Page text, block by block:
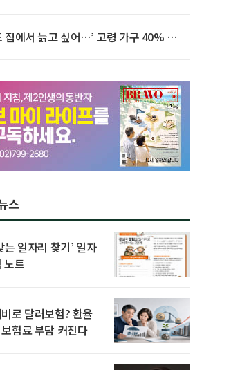
집에서 늙고 싶어…’ 고령 가구 40% 노
스
는 일자리 찾기’ 일자
노트
로 달러보험? 환율
험료 부담 커진다